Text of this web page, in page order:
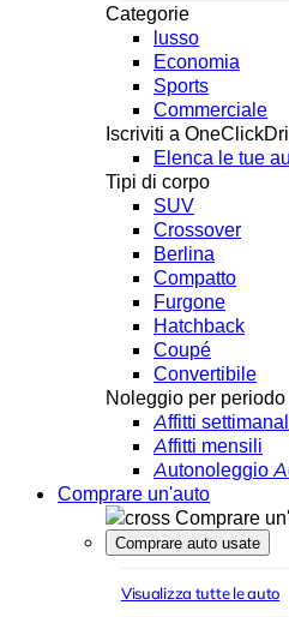
Categorie
lusso
Economia
Sports
Commerciale
Iscriviti a
Elenca le tue
Tipi di corpo
SUV
Crossover
Berlina
Compatto
Furgone
Hatchback
Coupé
Convertibile
Noleggio per periodo
Affitti
Affitti mensili
Autonoleggio
Comprare un'auto
Comprare
Comprare auto usate
Visualizza tutte le auto